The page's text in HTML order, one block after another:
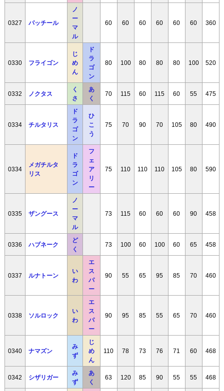
0327 パッチール
ノ
ー
マ
ル
60 60 60 60 60 60 360
0330 フライゴン
じ
め
ん
ド
ラ
ゴ
ン
80 100 80 80 80 100 520
0332 ノクタス
く
さ
あ
く
70 115 60 115 60 55 475
0334 チルタリス
ド
ラ
ゴ
ン
ひ
こ
う
75 70 90 70 105 80 490
0334
メガチルタ
リス
ド
ラ
ゴ
ン
フ
ェ
ア
リ
ー
75 110 110 110 105 80 590
0335 ザングース
ノ
ー
マ
ル
73 115 60 60 60 90 458
0336 ハブネーク
ど
く
73 100 60 100 60 65 458
0337 ルナトーン
い
わ
エ
ス
パ
ー
90 55 65 95 85 70 460
0338 ソルロック
い
わ
エ
ス
パ
ー
90 95 85 55 65 70 460
0340 ナマズン
み
ず
じ
め
ん
110 78 73 76 71 60 468
0342 シザリガー
み
ず
あ
く
63 120 85 90 55 55 468